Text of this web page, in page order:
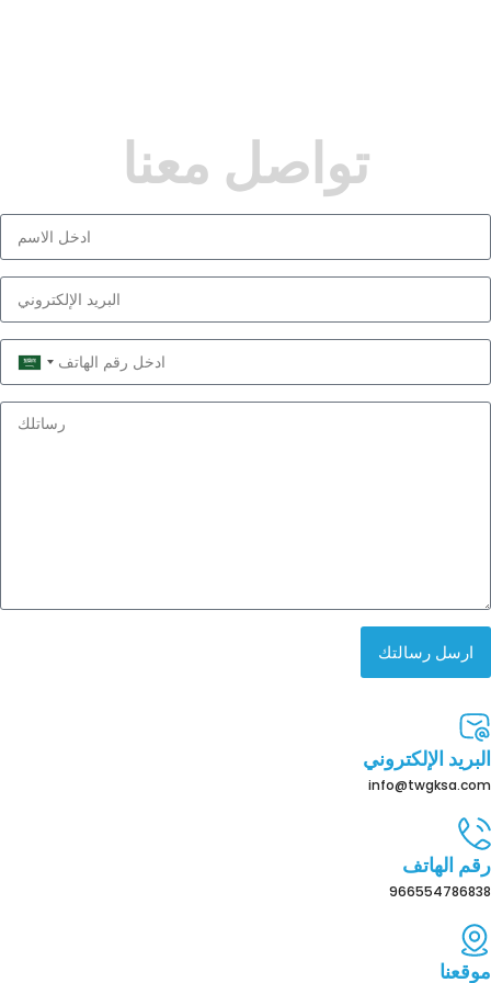
تواصل معنا
Saudi
Arabia
+966
ارسل رسالتك
البريد الإلكتروني
info@twgksa.com
رقم الهاتف
966554786838
موقعنا